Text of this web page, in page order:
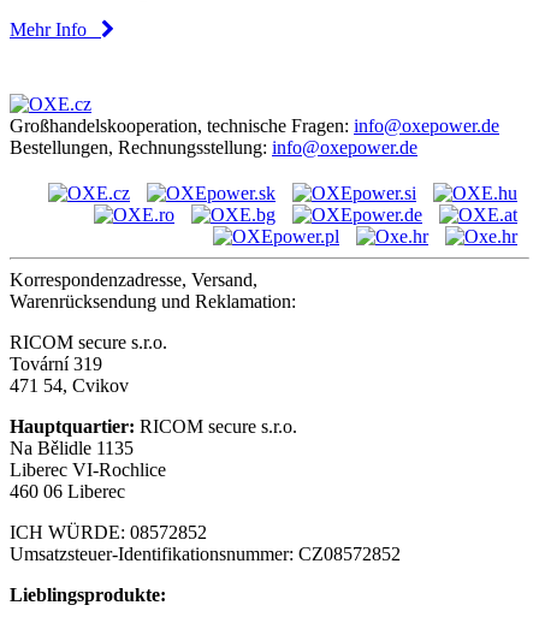
Mehr Info
Großhandelskooperation, technische Fragen: info@oxepower.de
Bestellungen, Rechnungsstellung: info@oxepower.de
Korrespondenzadresse, Versand,
Warenrücksendung und Reklamation:
RICOM secure s.r.o.
Tovární 319
471 54, Cvikov
Hauptquartier: RICOM secure s.r.o.
Na Bělidle 1135
Liberec VI-Rochlice
460 06 Liberec
ICH WÜRDE: 08572852
Umsatzsteuer-Identifikationsnummer: CZ08572852
Lieblingsprodukte: